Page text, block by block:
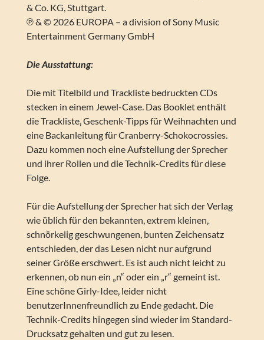
& Co. KG, Stuttgart.
℗ & © 2026 EUROPA – a division of Sony Music
Entertainment Germany GmbH
Die Ausstattung:
Die mit Titelbild und Trackliste bedruckten CDs
stecken in einem Jewel-Case. Das Booklet enthält
die Trackliste, Geschenk-Tipps für Weihnachten und
eine Backanleitung für Cranberry-Schokocrossies.
Dazu kommen noch eine Aufstellung der Sprecher
und ihrer Rollen und die Technik-Credits für diese
Folge.
Für die Aufstellung der Sprecher hat sich der Verlag
wie üblich für den bekannten, extrem kleinen,
schnörkelig geschwungenen, bunten Zeichensatz
entschieden, der das Lesen nicht nur aufgrund
seiner Größe erschwert. Es ist auch nicht leicht zu
erkennen, ob nun ein „n“ oder ein „r“ gemeint ist.
Eine schöne Girly-Idee, leider nicht
benutzerInnenfreundlich zu Ende gedacht. Die
Technik-Credits hingegen sind wieder im Standard-
Drucksatz gehalten und gut zu lesen.